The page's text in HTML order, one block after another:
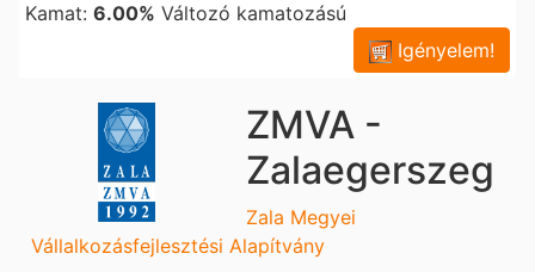
Kamat: 6.00% Változó kamatozású
Igényelem!
ZMVA -
Zalaegerszeg
Zala Megyei
Vállalkozásfejlesztési Alapítvány